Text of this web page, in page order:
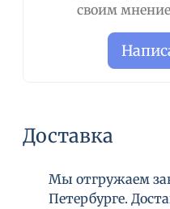
своим
Доставка
Мы отгружаем
Петербурге.